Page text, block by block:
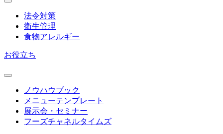
法令対策
衛生管理
食物アレルギー
お役立ち
ノウハウブック
メニューテンプレート
展示会・セミナー
フーズチャネルタイムズ